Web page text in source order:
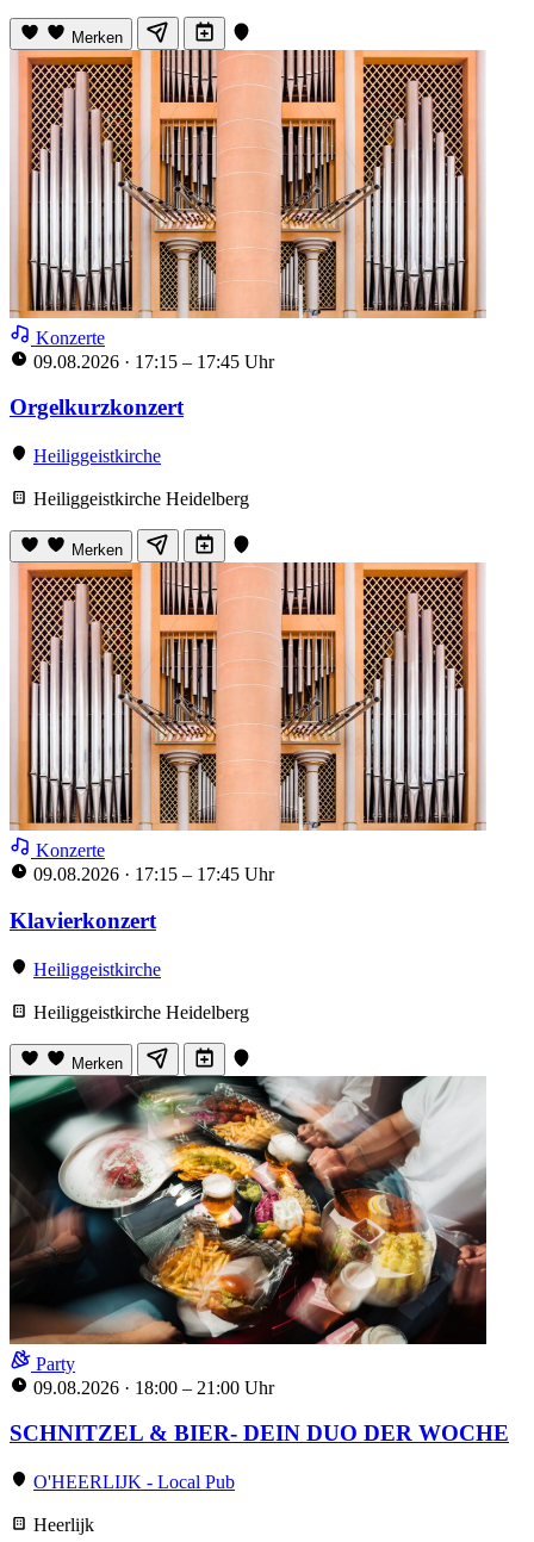
Merken
Konzerte
09.08.2026 · 17:15 – 17:45 Uhr
Orgelkurzkonzert
Heiliggeistkirche
Heiliggeistkirche Heidelberg
Merken
Konzerte
09.08.2026 · 17:15 – 17:45 Uhr
Klavierkonzert
Heiliggeistkirche
Heiliggeistkirche Heidelberg
Merken
Party
09.08.2026 · 18:00 – 21:00 Uhr
SCHNITZEL & BIER- DEIN DUO DER WOCHE
O'HEERLIJK - Local Pub
Heerlijk